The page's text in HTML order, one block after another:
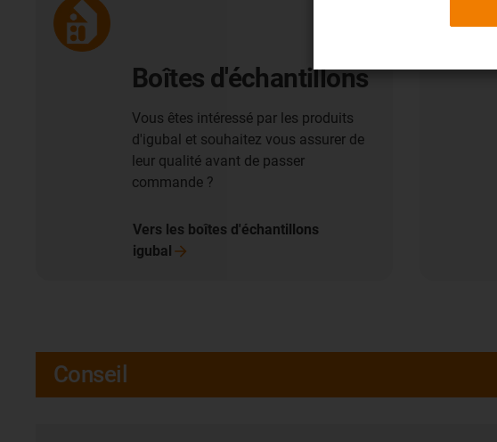
Boîtes d'échantillons
Vous êtes intéressé par les produits
d'igubal et souhaitez vous assurer de
leur qualité avant de passer
commande ?
Vers les boîtes d'échantillons
igubal
Conseil